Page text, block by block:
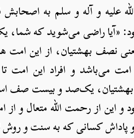
علیه و آله و سلم به
«آیا راضی می‌شوید که شما،
نصف بهشتیان، از این
می‌باشد و افراد این امت
یک‌صد و بیست صف
از رحمت الله متعال و از
و پاداش کسانی که به سنت و